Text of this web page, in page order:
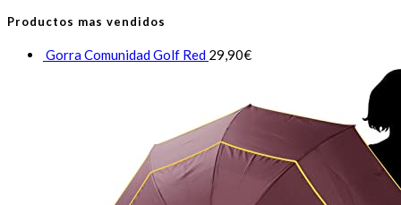
Productos mas vendidos
Gorra Comunidad Golf Red 29,90€